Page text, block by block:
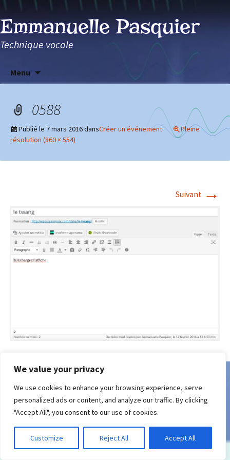
We value your privacy
We use cookies to enhance your browsing experience, serve
personalized ads or content, and analyze our traffic. By clicking
"Accept All", you consent to our use of cookies.
Customize Reject All Accept All
Emmanuelle Pasquier
Technique vocale
Menu
0588
Publié le 7 mars 2016dansCréer un événement
Pleine
résolution (860 × 554)
Suivant →